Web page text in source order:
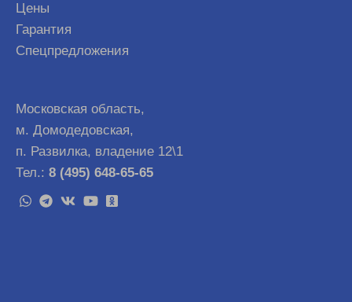
Цены
Гарантия
Спецпредложения
Московская область,
м. Домодедовская,
п. Развилка, владение 12\1
Тел.: 8 (495) 648-65-65